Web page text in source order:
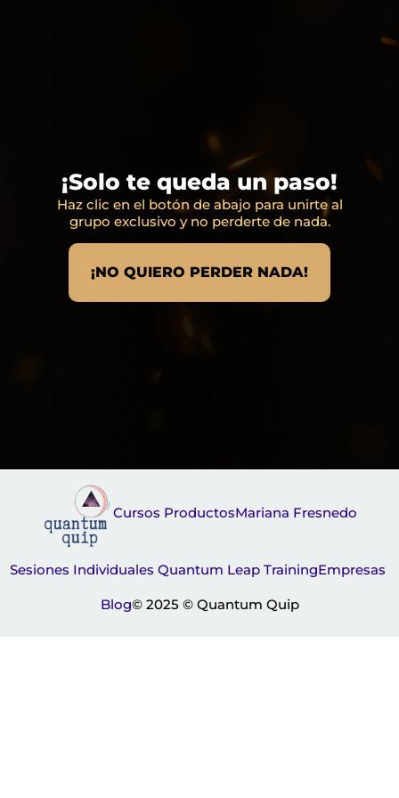
¡Solo te queda un paso!
Haz clic en el botón de abajo para unirte al
grupo exclusivo y no perderte de nada.
¡NO QUIERO PERDER NADA!
Cursos ProductosMariana Fresnedo
Sesiones Individuales Quantum Leap TrainingEmpresas
Blog© 2025 © Quantum Quip